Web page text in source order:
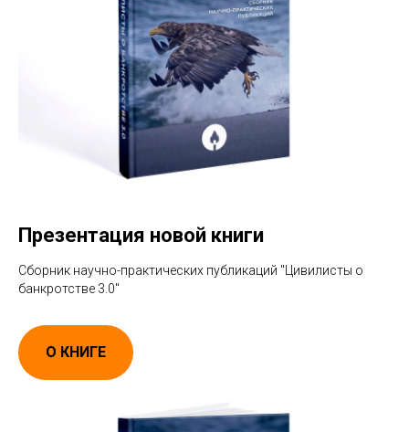
Презентация новой книги
Сборник научно-практических публикаций "Цивилисты о
банкротстве 3.0"
О КНИГЕ